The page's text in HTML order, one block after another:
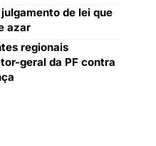
de lei que
azar
regionais
geral da PF contra